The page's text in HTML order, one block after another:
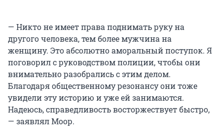
— Никто не имеет права поднимать руку на
другого человека, тем более мужчина на
женщину. Это абсолютно аморальный поступок. Я
поговорил с руководством полиции, чтобы они
внимательно разобрались с этим делом.
Благодаря общественному резонансу они тоже
увидели эту историю и уже ей занимаются.
Надеюсь, справедливость восторжествует быстро,
— заявлял Моор.